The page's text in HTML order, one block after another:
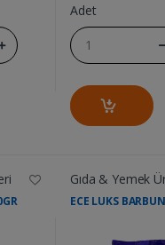
Adet
Gıda & Yemek
ECE LUKS